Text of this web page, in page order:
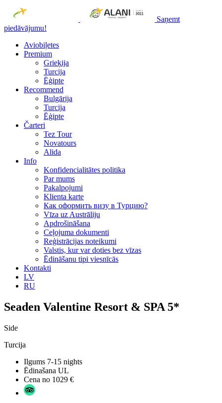
Saņemt
piedāvājumu!
Aviobiļetes
Premium
Grieķija
Turcija
Ēģipte
Recommend
Bulgārija
Turcija
Ēģipte
Čarteri
Tez Tour
Novatours
Alida
Info
Konfidencialitātes politika
Par mums
Рakalpojumi
Klienta karte
Как оформить визу в Турцию?
Vīza uz Austrāliju
Apdrošināšana
Ceļojuma dokumenti
Reģistrācijas noteikumi
Valstis, kur var doties bez vīzas
Ēdināšanu tipi viesnīcās
Kontakti
LV
RU
Seaden Valentine Resort & SPA 5*
Side
Turcija
Ilgums 7-15 nights
Ēdinašana UL
Cena no 1029 €